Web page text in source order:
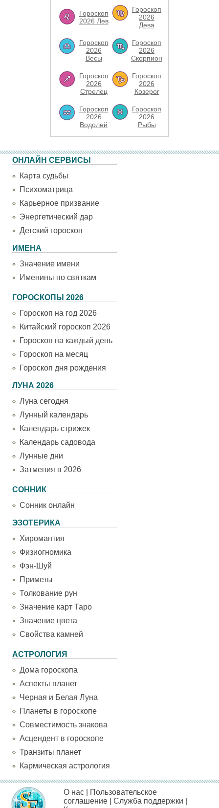
Гороскоп
2026 Лев
Гороскоп
2026
Дева
Гороскоп
2026
Весы
Гороскоп
2026
Скорпион
Гороскоп
2026
Стрелец
Гороскоп
2026
Козерог
Гороскоп
2026
Водолей
Гороскоп
2026
Рыбы
ОНЛАЙН СЕРВИСЫ
Карта судьбы
Психоматрица
Карьерное призвание
Энергетический дар
Детский гороскоп
ИМЕНА
Значение имени
Именины по святкам
ГОРОСКОПЫ 2026
Гороскоп на год 2026
Китайский гороскоп 2026
Гороскоп на каждый день
Гороскоп на месяц
Гороскоп дня рождения
ЛУНА 2026
Луна сегодня
Лунный календарь
Календарь стрижек
Календарь садовода
Лунные дни
Затмения в 2026
СОННИК
Сонник онлайн
ЭЗОТЕРИКА
Хиромантия
Физиогномика
Фэн-Шуй
Приметы
Толкование рун
Значение карт Таро
Значение цвета
Свойства камней
АСТРОЛОГИЯ
Дома гороскопа
Аспекты планет
Черная и Белая Луна
Планеты в гороскопе
Совместимость знакова
Асцендент в гороскопе
Транзиты планет
Кармическая астрология
О нас|
Пользовательское
соглашение| Служба поддержки